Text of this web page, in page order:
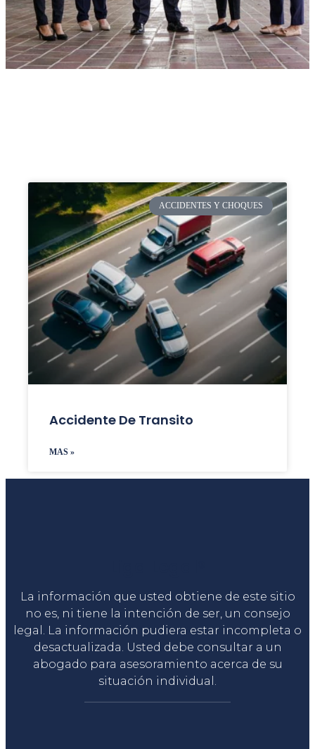
ACCIDENTES Y CHOQUES
Accidente De Transito
MAS »
La información que usted obtiene de este sitio
no es, ni tiene la intención de ser, un consejo
legal. La información pudiera estar incompleta o
desactualizada. Usted debe consultar a un
abogado para asesoramiento acerca de su
situación individual.